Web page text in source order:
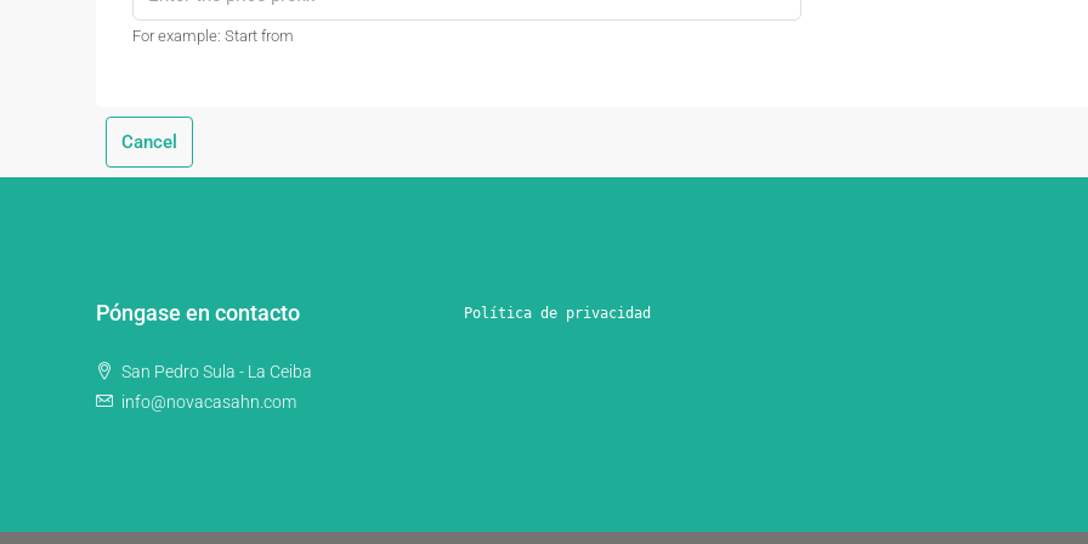
For example: Start from
Cancel
Póngase en contacto
San Pedro Sula - La Ceiba
info@novacasahn.com
Política de privacidad